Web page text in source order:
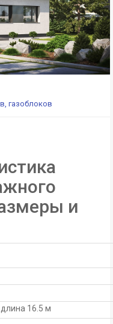
газоблоков
и
16.5 м